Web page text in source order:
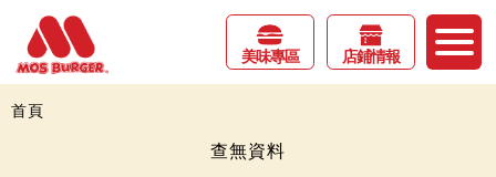
美味專區 店鋪情報
首頁
查無資料